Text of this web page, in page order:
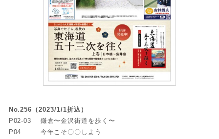
No.256（2023/1/1折込）
P02-03
鎌倉〜金沢街道を歩く〜
P04
今年こそ〇〇しよう